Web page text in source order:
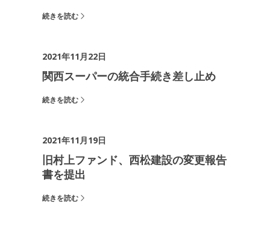
続きを読む
2021年11月22日
関西スーパーの統合手続き差し止め
続きを読む
2021年11月19日
旧村上ファンド、西松建設の変更報告
書を提出
続きを読む